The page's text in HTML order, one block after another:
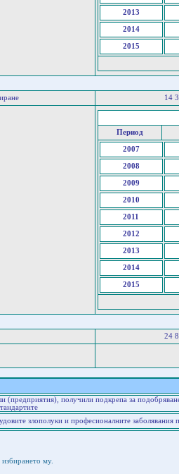
2013
2014
2015
14
Период
2007
2008
2009
2010
2011
2012
2013
2014
2015
24
(предприятия), получили подкрепа за
злополуки и професионалните заболявания
му.